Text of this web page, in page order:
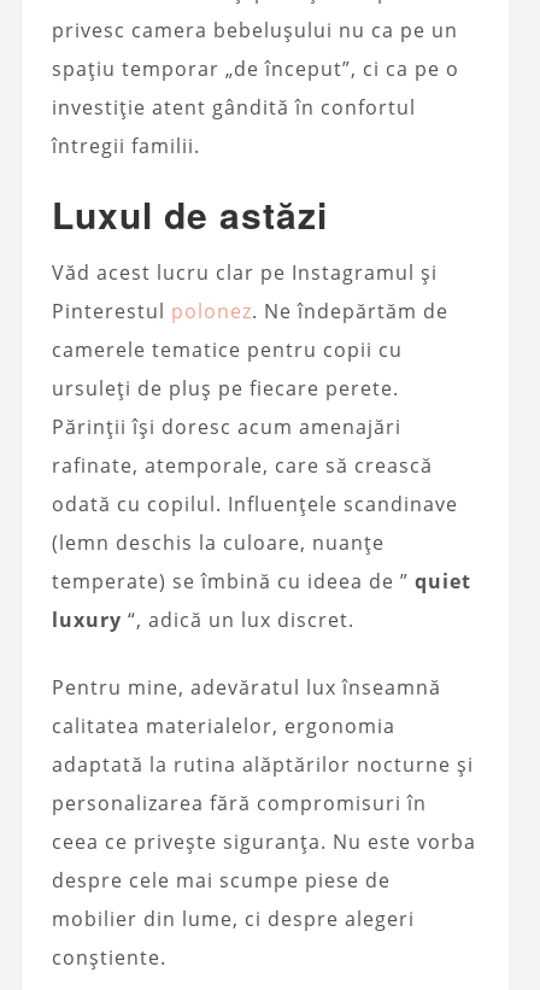
privesc camera bebelușului nu ca pe un
spațiu temporar „de început”, ci ca pe o
investiție atent gândită în confortul
întregii familii.
Luxul de astăzi
Văd acest lucru clar pe Instagramul și
Pinterestul polonez. Ne îndepărtăm de
camerele tematice pentru copii cu
ursuleți de pluș pe fiecare perete.
Părinții își doresc acum amenajări
rafinate, atemporale, care să crească
odată cu copilul. Influențele scandinave
(lemn deschis la culoare, nuanțe
temperate) se îmbină cu ideea de ” quiet
luxury “, adică un lux discret.
Pentru mine, adevăratul lux înseamnă
calitatea materialelor, ergonomia
adaptată la rutina alăptărilor nocturne și
personalizarea fără compromisuri în
ceea ce privește siguranța. Nu este vorba
despre cele mai scumpe piese de
mobilier din lume, ci despre alegeri
conștiente.